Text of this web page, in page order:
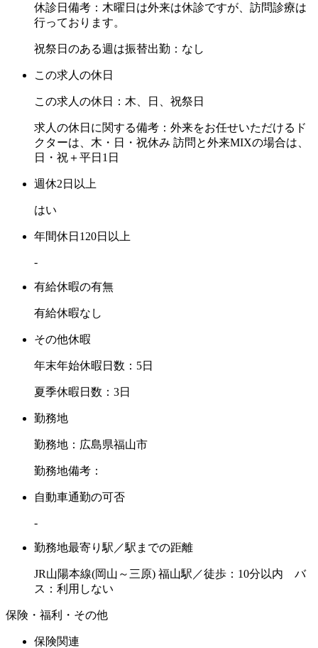
休診日備考：木曜日は外来は休診ですが、訪問診療は
行っております。
祝祭日のある週は振替出勤：なし
この求人の休日
この求人の休日：木、日、祝祭日
求人の休日に関する備考：外来をお任せいただけるド
クターは、木・日・祝休み 訪問と外来MIXの場合は、
日・祝＋平日1日
週休2日以上
はい
年間休日120日以上
-
有給休暇の有無
有給休暇なし
その他休暇
年末年始休暇日数：5日
夏季休暇日数：3日
勤務地
勤務地：広島県福山市
勤務地備考：
自動車通勤の可否
-
勤務地最寄り駅／駅までの距離
JR山陽本線(岡山～三原) 福山駅／徒歩：10分以内 バ
ス：利用しない
保険・福利・その他
保険関連